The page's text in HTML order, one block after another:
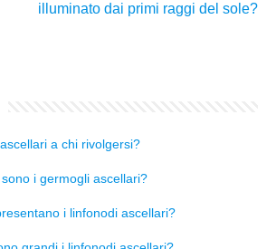
illuminato dai primi raggi del sole?
a chi rivolgersi?
i germogli ascellari?
i linfonodi ascellari?